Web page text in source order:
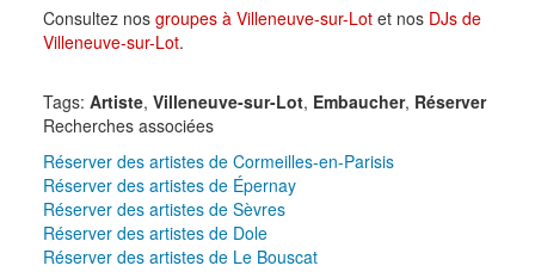
Consultez nos groupes à Villeneuve-sur-Lotet nos DJs de
Villeneuve-sur-Lot.
Tags: Artiste, Villeneuve-sur-Lot, Embaucher, Réserver
Recherches associées
Réserver des artistes de Cormeilles-en-Parisis
Réserver des artistes de Épernay
Réserver des artistes de Sèvres
Réserver des artistes de Dole
Réserver des artistes de Le Bouscat